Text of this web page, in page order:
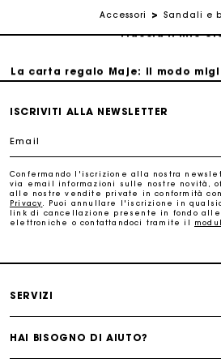
Accessori Sandali e
perfetto
Consegna a domicilio offerta
Cambi & Resi
La carta regalo Maje: il modo
ISCRIVITI ALLA NEWSLETTER
Email
Confermando l'iscrizione alla nostra
via email informazioni sulle nostre novità,
alle nostre vendite private in conformità
Privacy
. Puoi annullare l'iscrizione in
link di cancellazione presente in fondo alle
elettroniche o contattandoci tramite il
SERVIZI
HAI BISOGNO DI AIUTO?